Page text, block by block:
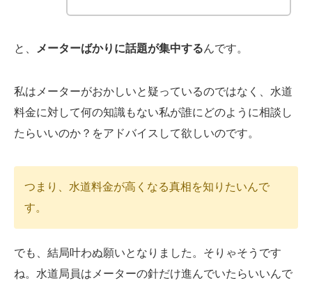
と、 メーターばかりに話題が集中するんです。
私はメーターがおかしいと疑っているのではなく、水道
料金に対して何の知識もない私が誰にどのように相談し
たらいいのか？をアドバイスして欲しいのです。
つまり、水道料金が高くなる真相を知りたいんで
す。
でも、結局叶わぬ願いとなりました。そりゃそうです
ね。水道局員はメーターの針だけ進んでいたらいいんで